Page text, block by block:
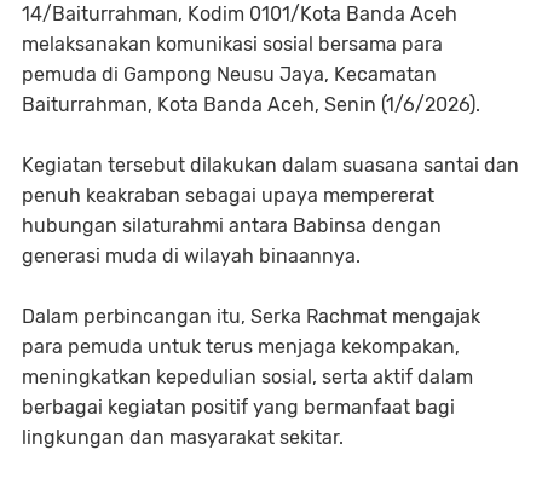
14/Baiturrahman, Kodim 0101/Kota Banda Aceh
melaksanakan komunikasi sosial bersama para
pemuda di Gampong Neusu Jaya, Kecamatan
Baiturrahman, Kota Banda Aceh, Senin (1/6/2026).
Kegiatan tersebut dilakukan dalam suasana santai dan
penuh keakraban sebagai upaya mempererat
hubungan silaturahmi antara Babinsa dengan
generasi muda di wilayah binaannya.
Dalam perbincangan itu, Serka Rachmat mengajak
para pemuda untuk terus menjaga kekompakan,
meningkatkan kepedulian sosial, serta aktif dalam
berbagai kegiatan positif yang bermanfaat bagi
lingkungan dan masyarakat sekitar.